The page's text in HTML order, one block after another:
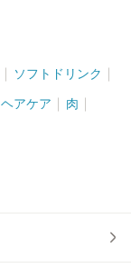
ソフトドリンク
ヘアケア 肉